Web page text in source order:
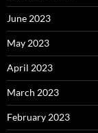
June 2023
May 2023
April 2023
March 2023
February 2023